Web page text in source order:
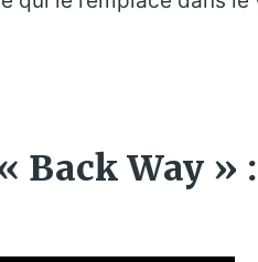
Back Way » :